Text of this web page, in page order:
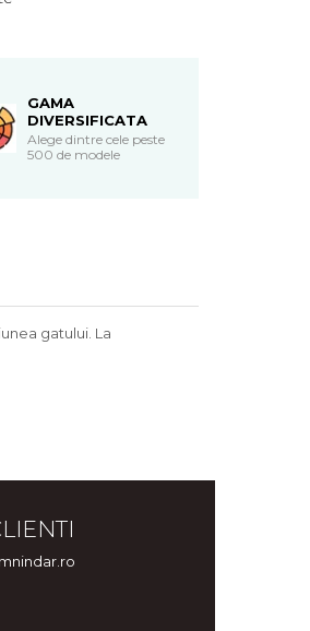
GAMA
DIVERSIFICATA
Alege dintre cele peste
500 de modele
gatului. La